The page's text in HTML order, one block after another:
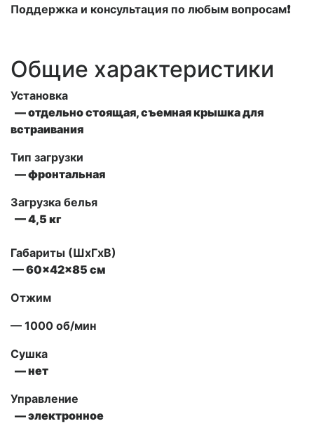
Поддержка и консультация по любым вопросам❗
Общие характеристики
Установка
— отдельно стоящая, съемная крышка для
встраивания
Тип загрузки
— фронтальная
Загрузка белья
— 4,5 кг
Габариты (ШxГxВ)
— 60x42x85 см
Отжим
— 1000 об/мин
Сушка
— нет
Управление
— электронное